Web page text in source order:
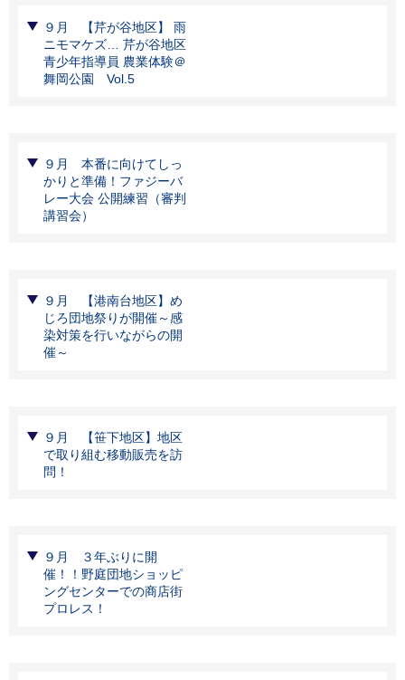
９月 【芹が谷地区】 雨
ニモマケズ… 芹が谷地区
青少年指導員 農業体験＠
舞岡公園 Vol.5
９月 本番に向けてしっ
かりと準備！ファジーバ
レー大会 公開練習（審判
講習会）
９月 【港南台地区】め
じろ団地祭りが開催～感
染対策を行いながらの開
催～
９月 【笹下地区】地区
で取り組む移動販売を訪
問！
９月 ３年ぶりに開
催！！野庭団地ショッピ
ングセンターでの商店街
プロレス！